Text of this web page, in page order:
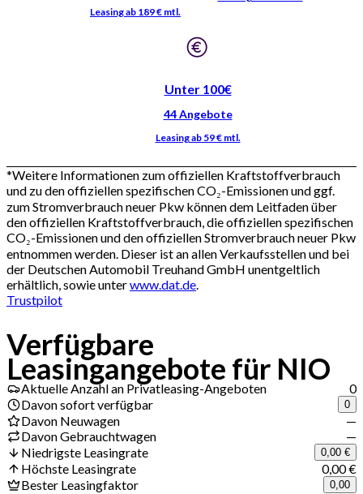
Unter 100€
*Weitere Informationen zum offiziellen Kraftstoffverbrauch
und zu den offiziellen spezifischen CO₂-Emissionen und ggf.
zum Stromverbrauch neuer Pkw können dem Leitfaden über
den offiziellen Kraftstoffverbrauch, die offiziellen spezifischen
CO₂-Emissionen und den offiziellen Stromverbrauch neuer Pkw
entnommen werden. Dieser ist an allen Verkaufsstellen und bei
der Deutschen Automobil Treuhand GmbH unentgeltlich
erhältlich, sowie unterwww.dat.de.
Trustpilot
Verfügbare
Leasingangebote für NIO
Aktuelle Anzahl an Privatleasing-Angeboten
0
Davon sofort verfügbar
0
Davon Neuwagen
—
Davon Gebrauchtwagen
—
Niedrigste Leasingrate
0,00 €
Höchste Leasingrate
0,00 €
Bester Leasingfaktor
0,00